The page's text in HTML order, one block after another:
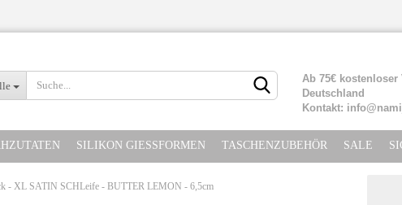
Ab 75€
Deutschland
Kontakt:
SILIKON GIESSFORMEN TASCHENZUBEHÖR SALE
- XL SATIN SCHLeife - BUTTER LEMON - 6,5cm